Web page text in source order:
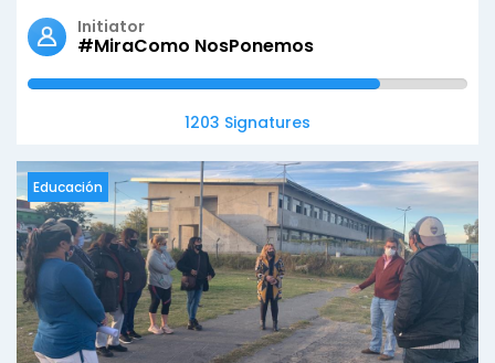
Initiator
#MiraComo NosPonemos
1203 Signatures
Educación